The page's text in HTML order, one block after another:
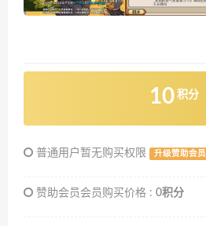
10 积分
普通用户暂无购买权限 升级赞助会员
赞助会员会员购买价格 : 0积分